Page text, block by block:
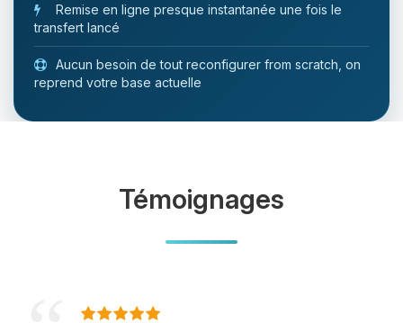
Remise en ligne presque instantanée une fois le
transfert lancé
Aucun besoin de tout reconfigurer from scratch, on
reprend votre base actuelle
Témoignages